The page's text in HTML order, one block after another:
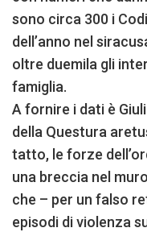
sono circa 300 i
dell’anno nel
oltre duemila gli
famiglia.
A fornire i dati è
della Questura
tatto, le forze
una breccia nel
che – per un falso
episodi di violenza